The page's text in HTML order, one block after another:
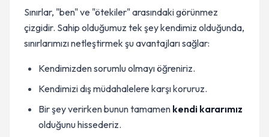
Sınırlar, "ben" ve "ötekiler" arasındaki görünmez
çizgidir. Sahip olduğumuz tek şey kendimiz olduğunda,
sınırlarımızı netleştirmek şu avantajları sağlar:
Kendimizden sorumlu olmayı öğreniriz.
Kendimizi dış müdahalelere karşı koruruz.
Bir şey verirken bunun tamamen kendi kararımız
olduğunu hissederiz.